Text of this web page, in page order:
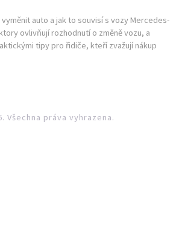
auto a jak to souvisí s vozy Mercedes-
ovlivňují rozhodnutí o změně vozu, a
tipy pro řidiče, kteří zvažují nákup
také, jak pravidelná údržba může prodloužit
V článku se také podíváme na výhody a
Všechna práva vyhrazena.